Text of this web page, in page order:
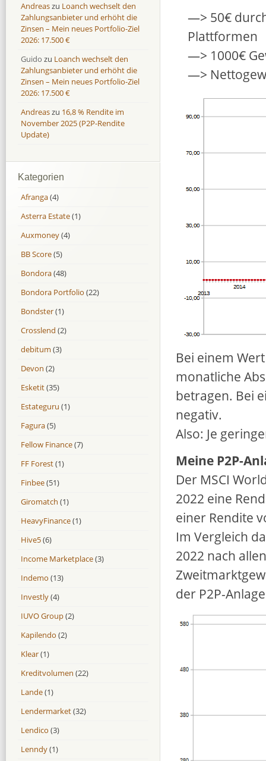
—> 50€
Plattformen
—> 1000€
—>
Bei einem
monatliche
betragen. Bei
negativ.
Also: Je
Meine P2P-
Der MSCI
2022 eine
einer Rendite
Im Vergleich
2022 nach
der P2P-
Andreaszu Loanch wechselt den
Zahlungsanbieter und erhöht die
Zinsen – Mein neues Portfolio-Ziel
2026: 17.500 €
Guido zu Loanch wechselt den
Zahlungsanbieter und erhöht die
Zinsen – Mein neues Portfolio-Ziel
2026: 17.500 €
Andreaszu 16,8 % Rendite im
November 2025 (P2P-Rendite
Update)
Kategorien
Afranga(4)
Asterra Estate(1)
Auxmoney(4)
BB Score(5)
Bondora(48)
Bondora Portfolio (22)
Bondster(1)
Crosslend (2)
debitum (3)
Devon (2)
Esketit(35)
Estateguru (1)
Fagura(5)
Fellow Finance(7)
FF Forest(1)
Finbee(51)
Giromatch (1)
HeavyFinance(1)
Hive5(6)
Income Marketplace(3)
Indemo (13)
Investly(4)
IUVO Group(2)
Kapilendo (2)
Klear(1)
Kreditvolumen (22)
Lande(1)
Lendermarket(32)
Lendico (3)
Lenndy(1)